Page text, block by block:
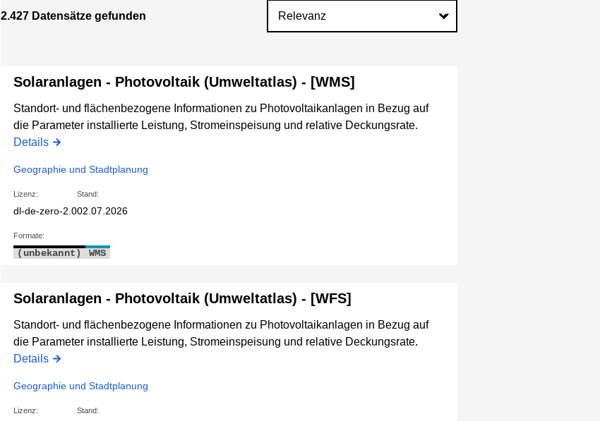
2.427 Datensätze gefunden
Solaranlagen - Photovoltaik (Umweltatlas) - [WMS]
Standort- und flächenbezogene Informationen zu Photovoltaikanlagen in Bezug auf
die Parameter installierte Leistung, Stromeinspeisung und relative Deckungsrate.
Details
Geographie und Stadtplanung
Lizenz:
dl-de-zero-2.0
Stand:
02.07.2026
Formate:
(unbekannt) WMS
Solaranlagen - Photovoltaik (Umweltatlas) - [WFS]
Standort- und flächenbezogene Informationen zu Photovoltaikanlagen in Bezug auf
die Parameter installierte Leistung, Stromeinspeisung und relative Deckungsrate.
Details
Geographie und Stadtplanung
Lizenz: Stand: